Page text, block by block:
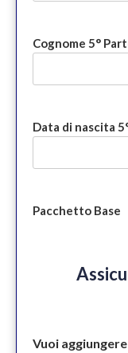
Cognome 5°
Data di nascita
Pacchetto Base
Vuoi